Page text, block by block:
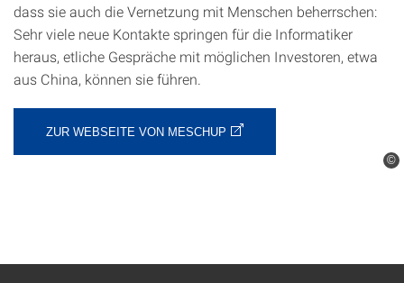
©
dass sie auch die Vernetzung mit Menschen beherrschen:
Sehr viele neue Kontakte springen für die Informatiker
heraus, etliche Gespräche mit möglichen Investoren, etwa
aus China, können sie führen.
ZUR WEBSEITE VON MESCHUP